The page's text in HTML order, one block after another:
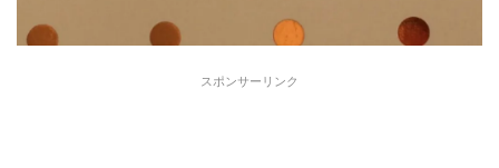
スポンサーリンク